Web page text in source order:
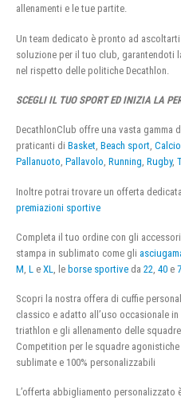
allenamenti e le tue partite.
Un team dedicato è pronto ad
soluzione per il tuo club, garantendoti
nel rispetto delle politiche Decathlon.
SCEGLI IL TUO SPORT ED INIZIA LA
DecathlonClub offre una vasta
praticanti di Basket, Beach sport, Calcio
Pallanuoto, Pallavolo, Running, Rugby,
Inoltre potrai trovare un offerta
premiazioni sportive
Completa il tuo ordine con gli
stampa in sublimato come gli
M L e XL , le borse sportive da 22 40 e
Scopri la nostra offera di cuffie
classico e adatto all’uso occasionale
triathlon e gli allenamento delle
Competition per le squadre
sublimate e 100% personalizzabili
L’offerta abbigliamento